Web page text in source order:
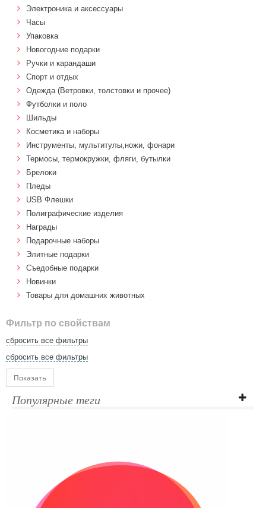
Электроника и аксессуары
Часы
Упаковка
Новогодние подарки
Ручки и карандаши
Спорт и отдых
Одежда (Ветровки, толстовки и прочее)
Футболки и поло
Шильды
Косметика и наборы
Инструменты, мультитулы,ножи, фонари
Термосы, термокружки, фляги, бутылки
Брелоки
Пледы
USB Флешки
Полиграфические изделия
Награды
Подарочные наборы
Элитные подарки
Cъедобные подарки
Новинки
Товары для домашних животных
Фильтр по свойствам
сбросить все фильтры
сбросить все фильтры
Показать
Популярные теги